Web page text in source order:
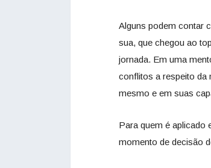
Alguns podem contar
sua, que chegou ao
jornada. Em uma
conflitos a respeito da
mesmo e em suas
Para quem é aplicado
momento de decisão